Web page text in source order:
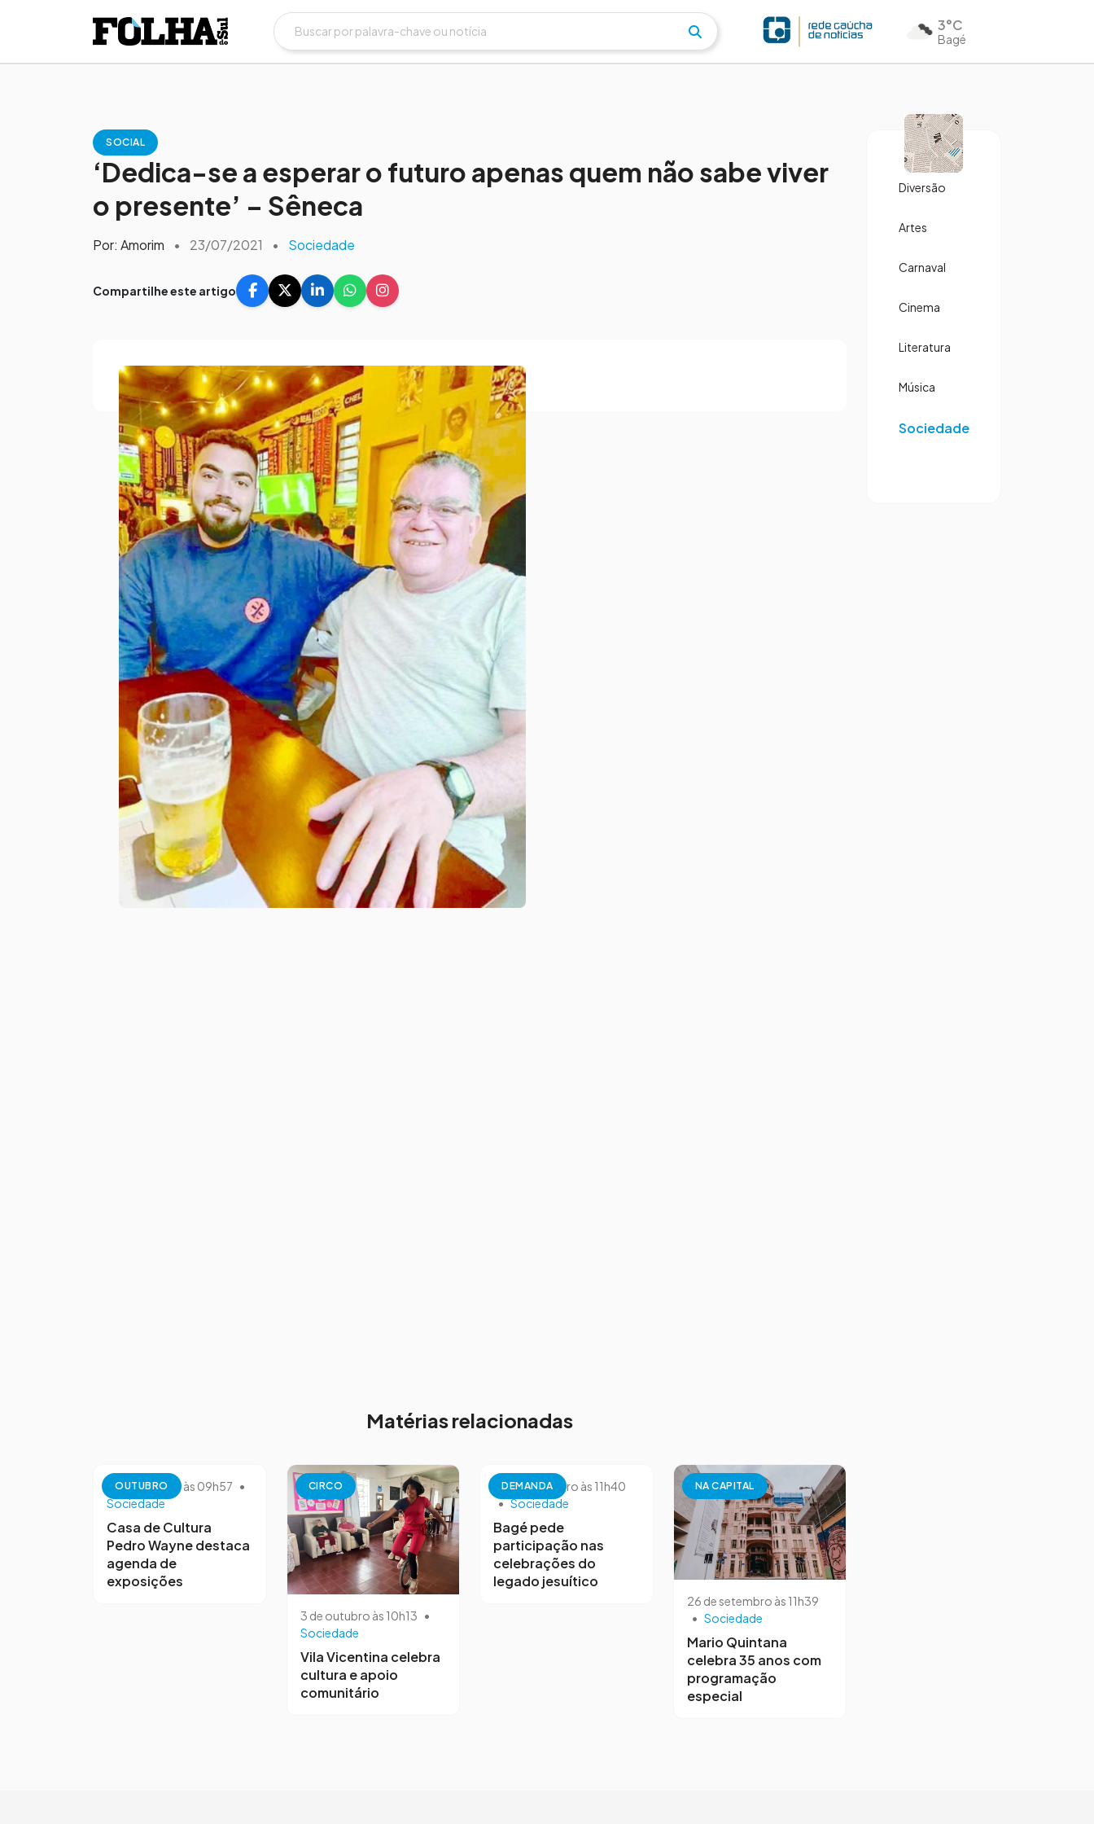
3°C
Bagé
SOCIAL
‘Dedica-se a esperar o futuro apenas quem não sabe viver
o presente’ – Sêneca
Por: Amorim • 23/07/2021 • Sociedade
Compartilhe este artigo
Matérias relacionadas
OUTUBRO
13 de outubro às 09h57 •
Sociedade
Casa de Cultura
Pedro Wayne destaca
agenda de
exposições
CIRCO
3 de outubro às 10h13 •
Sociedade
Vila Vicentina celebra
cultura e apoio
comunitário
DEMANDA
26 de setembro às 11h40
• Sociedade
Bagé pede
participação nas
celebrações do
legado jesuítico
NA CAPITAL
26 de setembro às 11h39
• Sociedade
Mario Quintana
celebra 35 anos com
programação
especial
Diversão
Artes
Carnaval
Cinema
Literatura
Música
Sociedade